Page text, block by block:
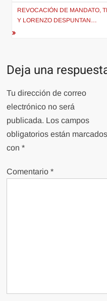
entradas
REVOCACIÓN DE MANDATO,
Y LORENZO DESPUNTAN…
Deja una
Tu dirección de correo
electrónico no será
publicada. Los campos
obligatorios están marcados
con*
Comentario*